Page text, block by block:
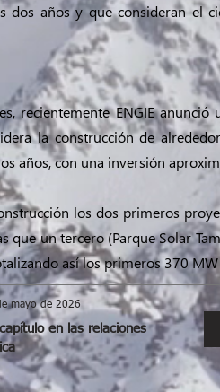
dos años y que consideran el
recientemente ENGIE
la construcción de
años, con una inversión
los dos primeros
que un tercero (Parque Solar
así los primeros 370
mayo de 2026
en las relaciones